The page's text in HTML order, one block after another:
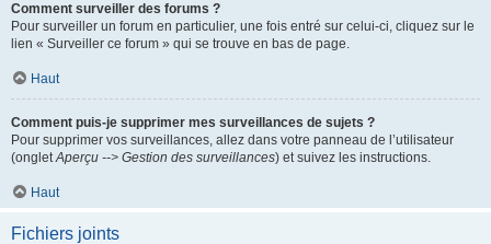
Comment surveiller des forums ?
Pour surveiller un forum en particulier, une fois entré sur celui-ci, cliquez sur le
lien « Surveiller ce forum » qui se trouve en bas de page.
Haut
Comment puis-je supprimer mes surveillances de sujets ?
Pour supprimer vos surveillances, allez dans votre panneau de l’utilisateur
(ongletAperçu --> Gestion des surveillances) et suivez les instructions.
Haut
Fichiers joints